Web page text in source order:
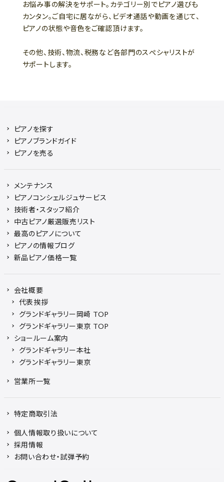
お悩み事の解決をサポート。カテゴリー別でピアノ選びも
カンタン。ご自宅に居ながら、ビデオ通話や動画を通じて、
ピアノの状態や音色をご確認頂けます。
その他、技術、物流、税務など各部門のスぺシャリストが
サポートします。
ピアノを探す
ピアノブランドガイド
ピアノを売る
メンテナンス
ピアノコンシェルジュサービス
技術者・スタッフ紹介
中古ピアノ厳選販売リスト
最高のピアノについて
ピアノの情報ブログ
新品ピアノ価格一覧
会社概要
代表挨拶
グランドギャラリー岡崎 TOP
グランドギャラリー東京 TOP
ショールーム案内
グランドギャラリー本社
グランドギャラリー東京
営業所一覧
特定商取引法
個人情報取り扱いについて
採用情報
お問い合わせ・試弾予約